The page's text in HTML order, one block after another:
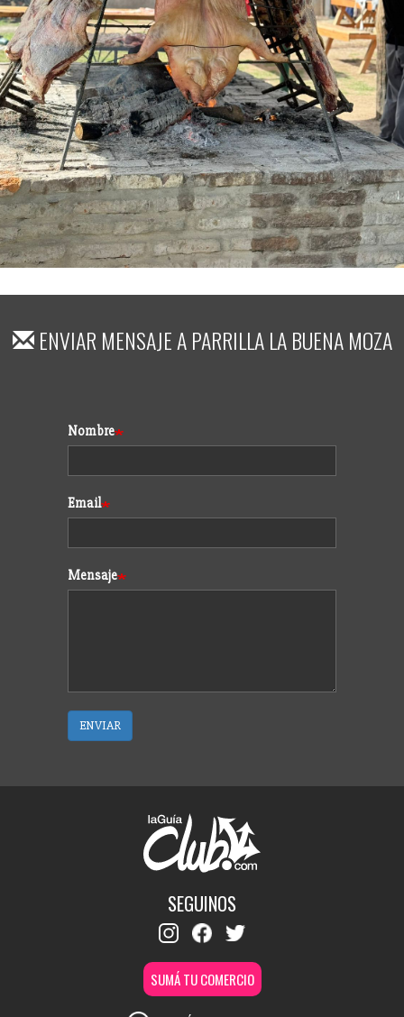
ENVIAR MENSAJE APARRILLA LA BUENA MOZA
Formulario
Nombre
Email
Mensaje
ENVIAR
SEGUINOS
SUMÁ TU COMERCIO